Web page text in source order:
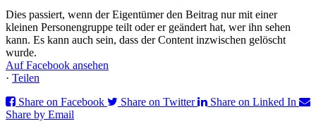
Dies passiert, wenn der Eigentümer den Beitrag nur mit einer
kleinen Personengruppe teilt oder er geändert hat, wer ihn sehen
kann. Es kann auch sein, dass der Content inzwischen gelöscht
wurde.
Auf Facebook ansehen
· Teilen
Share on Facebook
Share on Twitter
Share on Linked In
Share by Email